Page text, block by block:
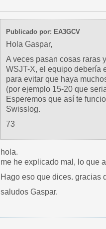
Publicado por: EA3GCV
Hola Gaspar,
A veces pasan cosas raras
WSJT-X, el equipo debería
para evitar que haya
(por ejemplo 15-20 que
Esperemos que así te
Swisslog.
73
hola.
me he explicado mal, lo que
Hago eso que dices. gracias
saludos Gaspar.